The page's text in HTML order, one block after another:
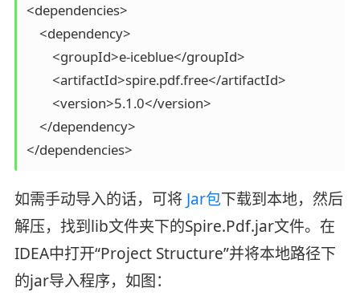
<dependencies>
    <dependency>
        <groupId>e-iceblue</groupId>
        <artifactId>spire.pdf.free</artifactId>
        <version>5.1.0</version>
    </dependency>
</dependencies>
如需手动导入的话，可将 Jar包下载到本地，然后
解压，找到lib文件夹下的Spire.Pdf.jar文件。在
IDEA中打开“Project Structure”并将本地路径下
的jar导入程序，如图：